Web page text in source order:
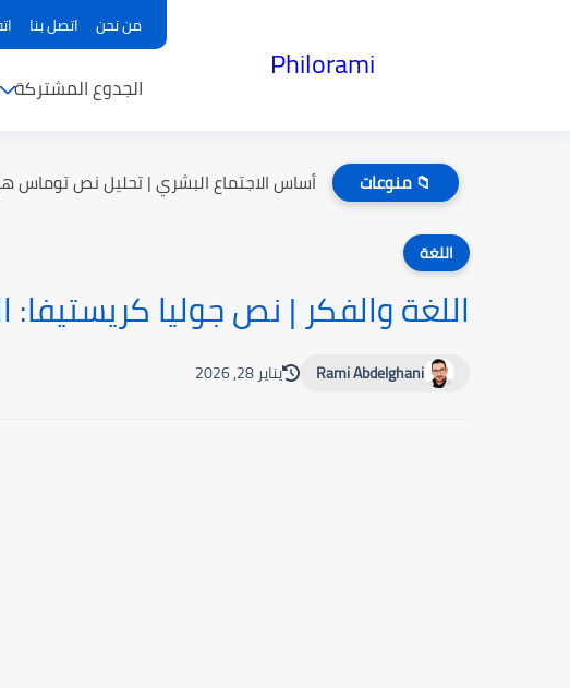
من نحن اتصل بنا
Philorami
الجدوع المشتركة
📁 منوعات أساس الاجتماع البشري | تحليل نص توماس
اللغة
اللغة والفكر | نص جوليا كريستيفا:
Rami Abdelghani يناير 28, 2026